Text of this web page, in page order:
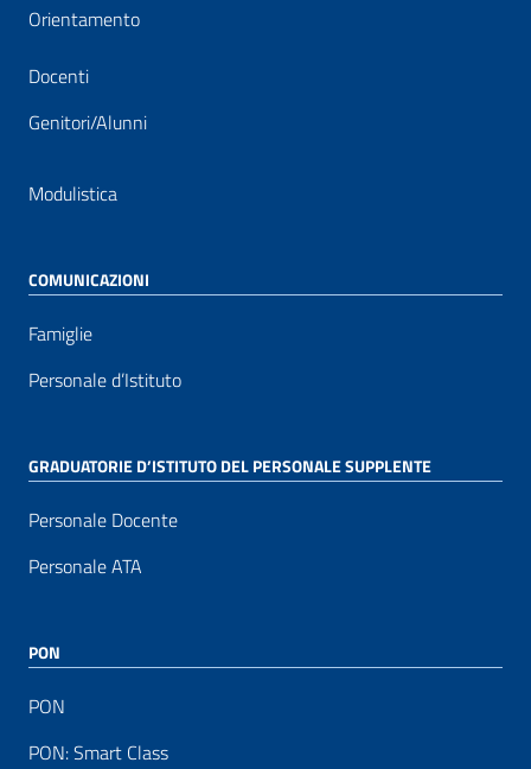
Orientamento
Docenti
Genitori/Alunni
Modulistica
COMUNICAZIONI
Famiglie
Personale d’Istituto
GRADUATORIE D’ISTITUTO DEL PERSONALE SUPPLENTE
Personale Docente
Personale ATA
PON
PON
PON: Smart Class